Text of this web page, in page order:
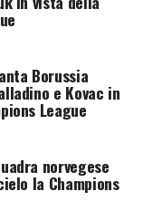
Borussia
e Kovac in
League
norvegese
la Champions